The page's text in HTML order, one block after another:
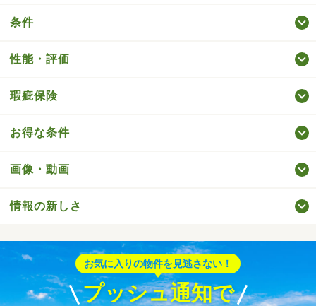
条件
性能・評価
瑕疵保険
お得な条件
画像・動画
情報の新しさ
お気に入りの物件を見逃さない！
プッシュ通知で